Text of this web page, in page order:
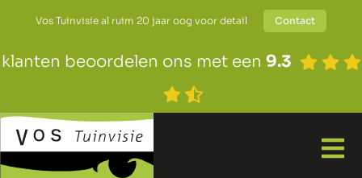
Vos Tuinvisie al ruim 20 jaar oog voor detail Contact
klanten beoordelen ons met een 9.3